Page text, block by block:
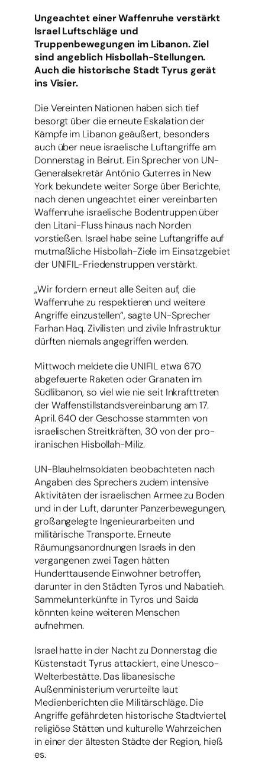
Ungeachtet einer Waffenruhe verstärkt
Israel Luftschläge und
Truppenbewegungen im Libanon. Ziel
sind angeblich Hisbollah-Stellungen.
Auch die historische Stadt Tyrus gerät
ins Visier.
Die Vereinten Nationen haben sich tief
besorgt über die erneute Eskalation der
Kämpfe im Libanon geäußert, besonders
auch über neue israelische Luftangriffe am
Donnerstag in Beirut. Ein Sprecher von UN-
Generalsekretär António Guterres in New
York bekundete weiter Sorge über Berichte,
nach denen ungeachtet einer vereinbarten
Waffenruhe israelische Bodentruppen über
den Litani-Fluss hinaus nach Norden
vorstießen. Israel habe seine Luftangriffe auf
mutmaßliche Hisbollah-Ziele im Einsatzgebiet
der UNIFIL-Friedenstruppen verstärkt.
„Wir fordern erneut alle Seiten auf, die
Waffenruhe zu respektieren und weitere
Angriffe einzustellen“, sagte UN-Sprecher
Farhan Haq. Zivilisten und zivile Infrastruktur
dürften niemals angegriffen werden.
Mittwoch meldete die UNIFIL etwa 670
abgefeuerte Raketen oder Granaten im
Südlibanon, so viel wie nie seit Inkrafttreten
der Waffenstillstandsvereinbarung am 17.
April. 640 der Geschosse stammten von
israelischen Streitkräften, 30 von der pro-
iranischen Hisbollah-Miliz.
UN-Blauhelmsoldaten beobachteten nach
Angaben des Sprechers zudem intensive
Aktivitäten der israelischen Armee zu Boden
und in der Luft, darunter Panzerbewegungen,
großangelegte Ingenieurarbeiten und
militärische Transporte. Erneute
Räumungsanordnungen Israels in den
vergangenen zwei Tagen hätten
Hunderttausende Einwohner betroffen,
darunter in den Städten Tyros und Nabatieh.
Sammelunterkünfte in Tyros und Saida
könnten keine weiteren Menschen
aufnehmen.
Israel hatte in der Nacht zu Donnerstag die
Küstenstadt Tyrus attackiert, eine Unesco-
Welterbestätte. Das libanesische
Außenministerium verurteilte laut
Medienberichten die Militärschläge. Die
Angriffe gefährdeten historische Stadtviertel,
religiöse Stätten und kulturelle Wahrzeichen
in einer der ältesten Städte der Region, hieß
es.